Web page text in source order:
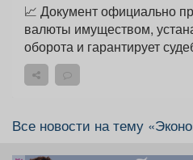
📈 Документ официально
валюты имуществом,
оборота и гарантирует
Все новости на тему